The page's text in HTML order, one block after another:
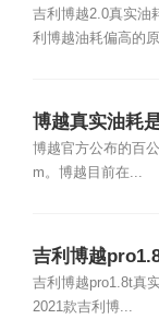
吉利博越2.0真实油
利博越油耗偏高的
博越真实油耗
博越官方公布的百
m。博越目前在...
吉利博越
吉利博越pro1.8t真
2021款吉利博...